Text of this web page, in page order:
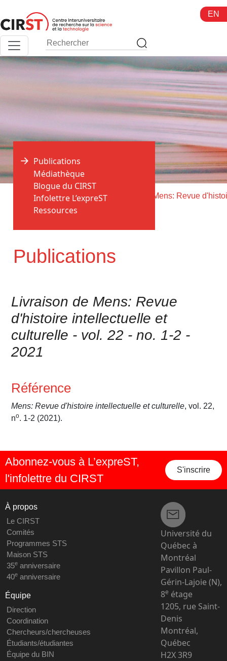
au
contenu
EN
Accueil > Publications >
Publications
Publications
Médiathèque
Blogue du CIRST
Infolettre L’expreST
Ressources
Livraison de Mens: Revue
d'histoire intellectuelle et
culturelle - vol. 22 - no. 1-2 -
2021
Référence
Mens: Revue d'histoire intellectuelle et culturelle, vol. 22,
no. 1-2 (2021).
Abonnez-vous à L’expreST,
l'infolettre du CIRST
S'inscrire
À propos
Le CIRST
Comités
Programmes STS
Maison STS
35eanniversaire
40eanniversaire
Équipe
Direction
Coordination
Chercheurs/chercheuses
Étudiants/étudiantes
Équipe du BIN
Université du
Québec à
Montréal
Pavillon Paul-
Gérin-Lajoie (N),
8e étage
1205, rue Saint-
Denis
Montréal,
Québec
H2X 3R9